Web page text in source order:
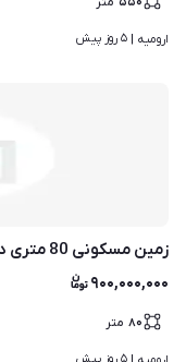
ارومیه | ۵ روز پیش
زمین مسکونی 80 متری در ریحان آباد داخل ساخت ساز
۹۰۰,۰۰۰,۰۰۰
۸۰ متر
۵ روز پیش